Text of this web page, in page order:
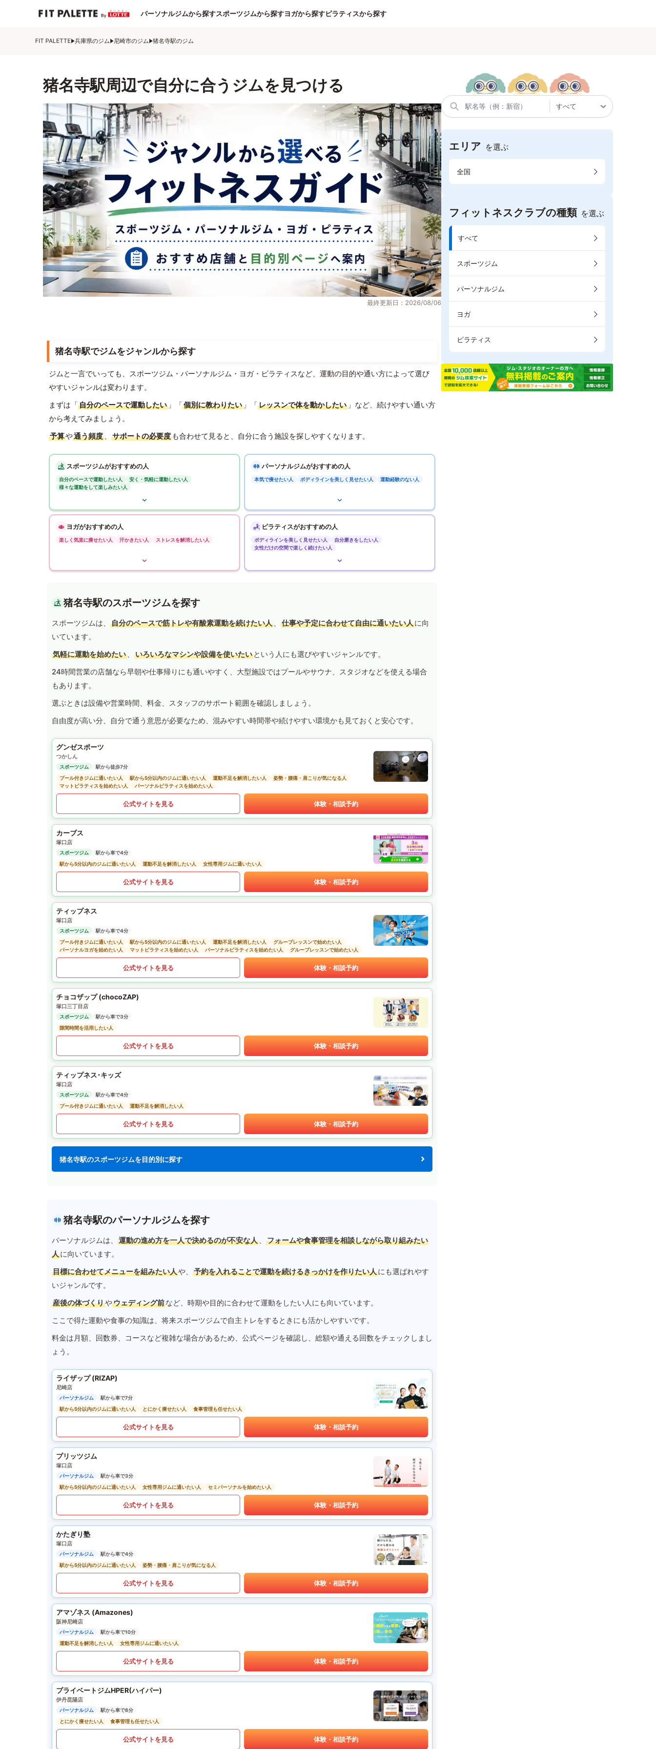
パーソナルジムから探すスポーツジムから探すヨガから探すピラティスから探す
FIT PALETTE 兵庫県のジム 尼崎市のジム 猪名寺駅のジム
猪名寺駅周辺で自分に合うジムを見つける
最終更新日：2026/08/06
猪名寺駅でジムをジャンルから探す
ジムと一言でいっても、スポーツジム・パーソナルジム・ヨガ・ピラティスなど、運動の目的や通い方によって選び
やすいジャンルは変わります。
まずは「自分のペースで運動したい 」「個別に教わりたい 」「レッスンで体を動かしたい 」など、続けやすい通い方
から考えてみましょう。
予算や通う頻度 、 サポートの必要度 も合わせて見ると、自分に合う施設を探しやすくなります。
スポーツジムがおすすめの人
自分のペースで運動したい人
安く・気軽に運動したい人
様々な運動をして楽しみたい人
パーソナルジムがおすすめの人
本気で痩せたい人 ボディラインを美しく見せたい人 運動経験のない人
ヨガがおすすめの人
楽しく気楽に痩せたい人 汗かきたい人 ストレスを解消したい人
ピラティスがおすすめの人
ボディラインを美しく見せたい人
自分磨きをしたい人
女性だけの空間で楽しく続けたい人
猪名寺駅のスポーツジムを探す
スポーツジムは、 自分のペースで筋トレや有酸素運動を続けたい人 、 仕事や予定に合わせて自由に通いたい人に向
いています。
気軽に運動を始めたい 、 いろいろなマシンや設備を使いたい という人にも選びやすいジャンルです。
24時間営業の店舗なら早朝や仕事帰りにも通いやすく、大型施設ではプールやサウナ、スタジオなどを使える場合
もあります。
選ぶときは設備や営業時間、料金、スタッフのサポート範囲を確認しましょう。
自由度が高い分、自分で通う意思が必要なため、混みやすい時間帯や続けやすい環境かも見ておくと安心です。
グンゼスポーツ
つかしん
スポーツジム
駅から徒歩7分
プール付きジムに通いたい人
駅から5分以内のジムに通いたい人 運動不足を解消したい人
姿勢・腰痛・肩こりが気になる人
マットピラティスを始めたい人
パーソナルピラティスを始めたい人
公式サイトを見る 体験・相談予約
カーブス
塚口店
スポーツジム
駅から車で4分
駅から5分以内のジムに通いたい人
運動不足を解消したい人 女性専用ジムに通いたい人
公式サイトを見る 体験・相談予約
ティップネス
塚口店
スポーツジム
駅から車で4分
プール付きジムに通いたい人
駅から5分以内のジムに通いたい人 運動不足を解消したい人
グループレッスンで始めたい人
パーソナルヨガを始めたい人
マットピラティスを始めたい人 パーソナルピラティスを始めたい人 グループレッスンで始めたい人
公式サイトを見る 体験・相談予約
チョコザップ (chocoZAP)
塚口三丁目店
スポーツジム
駅から車で3分
隙間時間を活用したい人
公式サイトを見る 体験・相談予約
ティップネス･キッズ
塚口店
スポーツジム
駅から車で4分
プール付きジムに通いたい人
運動不足を解消したい人
公式サイトを見る 体験・相談予約
猪名寺駅のスポーツジムを目的別に探す
猪名寺駅のパーソナルジムを探す
パーソナルジムは、 運動の進め方を一人で決めるのが不安な人 、
フォームや食事管理を相談しながら取り組みたい
人に向いています。
目標に合わせてメニューを組みたい人や、 予約を入れることで運動を続けるきっかけを作りたい人にも選ばれやす
いジャンルです。
産後の体づくりやウェディング前など、時期や目的に合わせて運動をしたい人にも向いています。
ここで得た運動や食事の知識は、将来スポーツジムで自主トレをするときにも活かしやすいです。
料金は月額、回数券、コースなど複雑な場合があるため、公式ページを確認し、総額や通える回数をチェックしまし
ょう。
ライザップ (RIZAP)
尼崎店
パーソナルジム
駅から車で7分
駅から5分以内のジムに通いたい人
とにかく痩せたい人 食事管理も任せたい人
公式サイトを見る 体験・相談予約
プリッツジム
塚口店
パーソナルジム
駅から車で3分
駅から5分以内のジムに通いたい人
女性専用ジムに通いたい人 セミパーソナルを始めたい人
公式サイトを見る 体験・相談予約
かたぎり塾
塚口店
パーソナルジム
駅から車で4分
駅から5分以内のジムに通いたい人
姿勢・腰痛・肩こりが気になる人
公式サイトを見る 体験・相談予約
アマゾネス (Amazones)
阪神尼崎店
パーソナルジム
駅から車で10分
運動不足を解消したい人
女性専用ジムに通いたい人
公式サイトを見る 体験・相談予約
プライベートジムHPER(ハイパー)
伊丹昆陽店
パーソナルジム
駅から車で8分
とにかく痩せたい人
食事管理も任せたい人
公式サイトを見る 体験・相談予約
エリア を選ぶ
全国
フィットネスクラブの種類 を選ぶ
すべて
スポーツジム
パーソナルジム
ヨガ
ピラティス